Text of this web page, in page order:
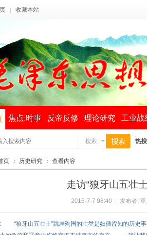
收藏本站
焦点.时事 反帝反修 理论研究 工业战
搜索 热
页 历史研究 查看内容
走访“狼牙山五壮
2016-7-7 08:40 发布者: 草
: “狼牙山五壮士”跳崖殉国的壮举是妇孺皆知的历史事